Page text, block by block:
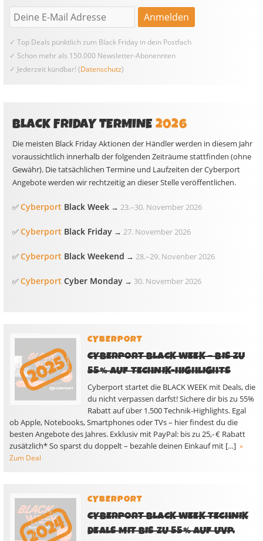
✓ Top Deals pünktlich zum Black Friday in dein Postfach
✓ Schon mehr als 150.000 Newsletter-Abonennten
✓ Jederzeit kündbar! (Datenschutz)
BLACK FRIDAY TERMINE2026
Die meisten Black Friday Aktionen der Händler werden in diesem Jahr
voraussichtlich innerhalb der folgenden Zeiträume stattfinden (ohne
Gewähr). Die tatsächlichen Termine und Laufzeiten der Cyberport
Angebote werden wir rechtzeitig an dieser Stelle veröffentlichen.
✅Cyberport Black Week → 23.–30. November 2026
✅Cyberport Black Friday → 27. November 2026
✅Cyberport Black Weekend → 28.–29. Novenber 2026
✅Cyberport Cyber Monday → 30. November 2026
CYBERPORT
CYBERPORT BLACK WEEK – BIS ZU
55% AUF TECHNIK-HIGHLIGHTS
Cyberport startet die BLACK WEEK mit Deals, die
du nicht verpassen darfst! Sichere dir bis zu 55%
Rabatt auf über 1.500 Technik-Highlights. Egal
ob Apple, Notebooks, Smartphones oder TVs – hier findest du die
besten Angebote des Jahres. Exklusiv mit PayPal: bis zu 25,- € Rabatt
zusätzlich* So sparst du doppelt – bezahle deinen Einkauf mit […] »
Zum Deal
CYBERPORT
CYBERPORT BLACK WEEK TECHNIK
DEALS MIT BIS ZU 55% AUF UVP.